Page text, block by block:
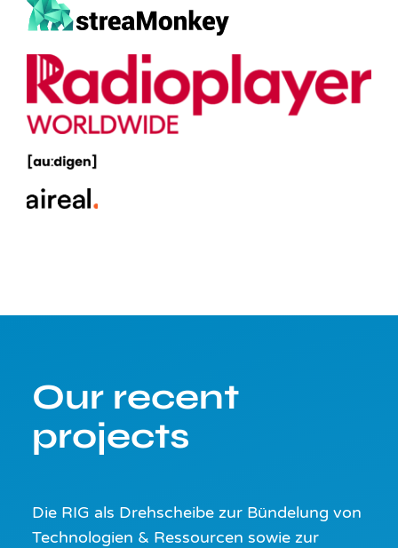
Our recent
projects
Die RIG als Drehscheibe zur Bündelung von
Technologien & Ressourcen sowie zur